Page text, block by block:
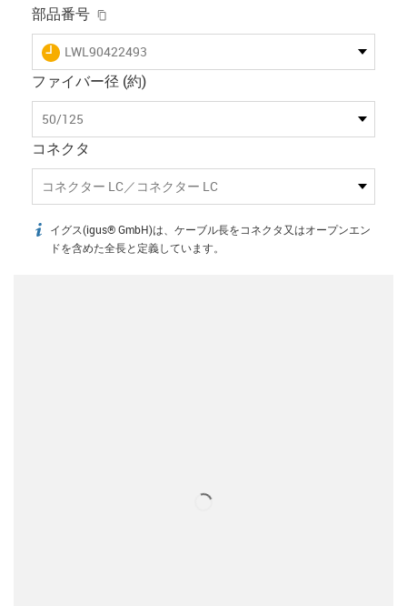
部品番号
igus-icon-lieferzeit
LWL90422493
ファイバー径 (約)
50/125
コネクタ
コネクター LC／コネクター LC
igus-icon-info
イグス(igus® GmbH)は、ケーブル長をコネクタ又はオープンエン
ドを含めた全長と定義しています。